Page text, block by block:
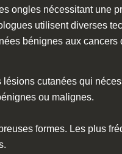
ongles nécessitant une
utilisent diverses
bénignes aux
lésions cutanées qui
ou malignes.
formes. Les plus